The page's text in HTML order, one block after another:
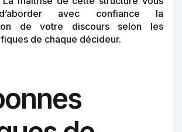
avec confiance la
de votre discours selon les
de chaque décideur.